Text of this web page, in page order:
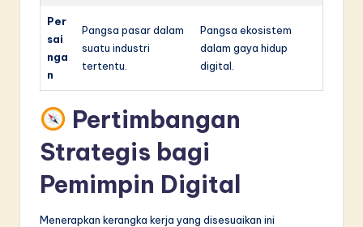
Per
sai
nga
n
Pangsa pasar dalam
suatu industri
tertentu.
Pangsa ekosistem
dalam gaya hidup
digital.
Pertimbangan
Strategis bagi
Pemimpin Digital
Menerapkan kerangka kerja yang disesuaikan ini